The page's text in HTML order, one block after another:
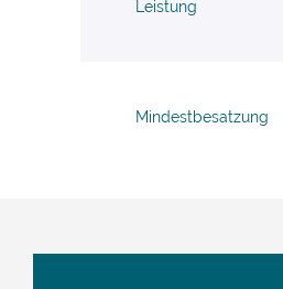
Leistung
Mindestbesatzung